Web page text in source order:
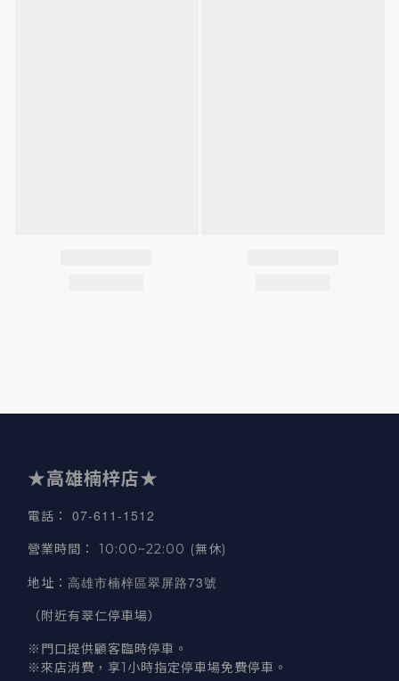
★高雄楠梓店★
電話 ： 07-611-1512
營業時間 ： 10:00~22:00 (無休)
地址 ： 高雄市楠梓區翠屏路73號
（附近有翠仁停車場）
※門口提供顧客臨時停車。
※來店消費，享1小時指定停車場免費停車。